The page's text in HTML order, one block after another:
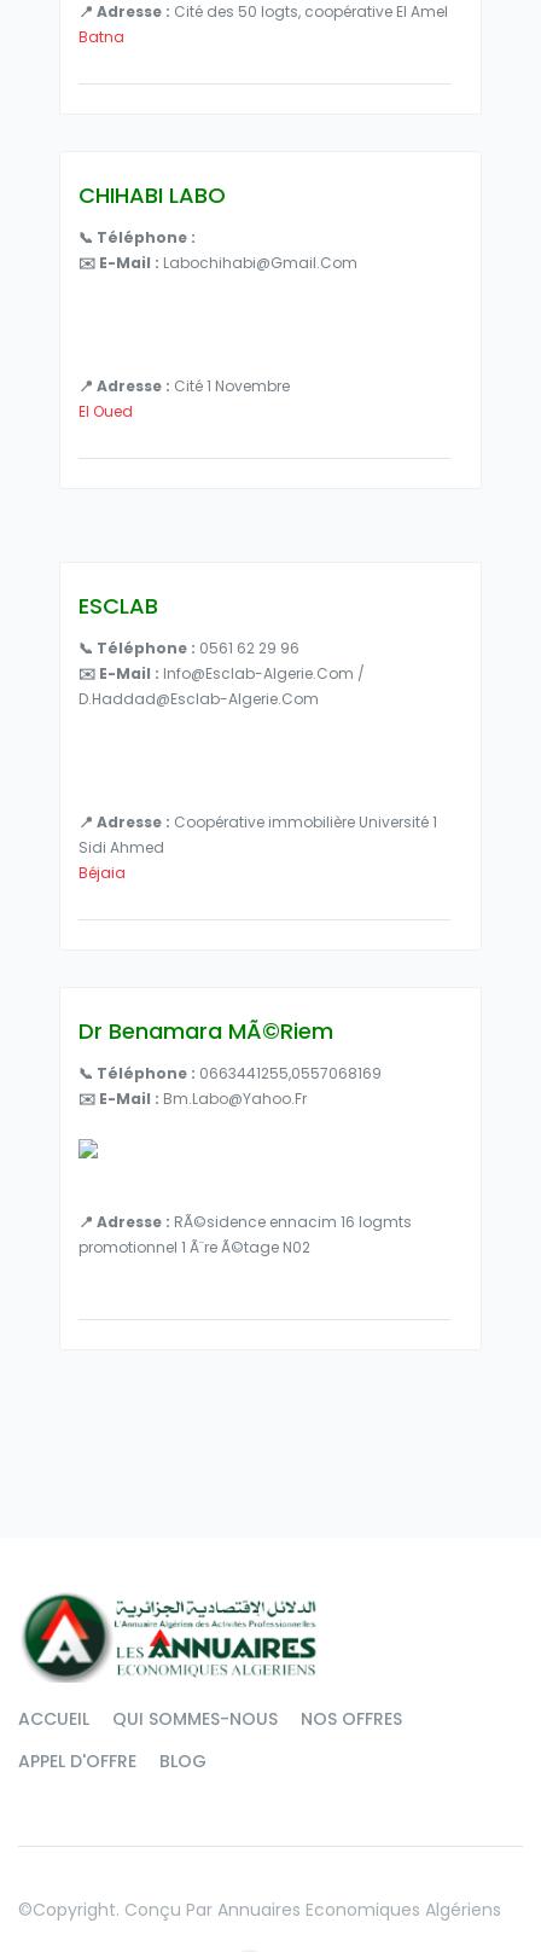
📍 Adresse : Cité des 50 logts, coopérative El Amel
Batna
CHIHABI LABO
📞 Téléphone :
✉️ E-Mail : Labochihabi@gmail.com
📍 Adresse : Cité 1 Novembre
El Oued
ESCLAB
📞 Téléphone : 0561 62 29 96
✉️ E-Mail : Info@esclab-Algerie.com /
D.haddad@esclab-Algerie.com
📍 Adresse : Coopérative immobilière Université 1
Sidi Ahmed
Béjaia
Dr Benamara MÃ©riem
📞 Téléphone : 0663441255,0557068169
✉️ E-Mail : Bm.labo@yahoo.fr
📍 Adresse : RÃ©sidence ennacim 16 logmts
promotionnel 1 Ã¨re Ã©tage N02
ACCUEIL QUI SOMMES-NOUS
NOS OFFRES
APPEL D'OFFRE
BLOG
©copyright. Conçu Par Annuaires Economiques Algériens